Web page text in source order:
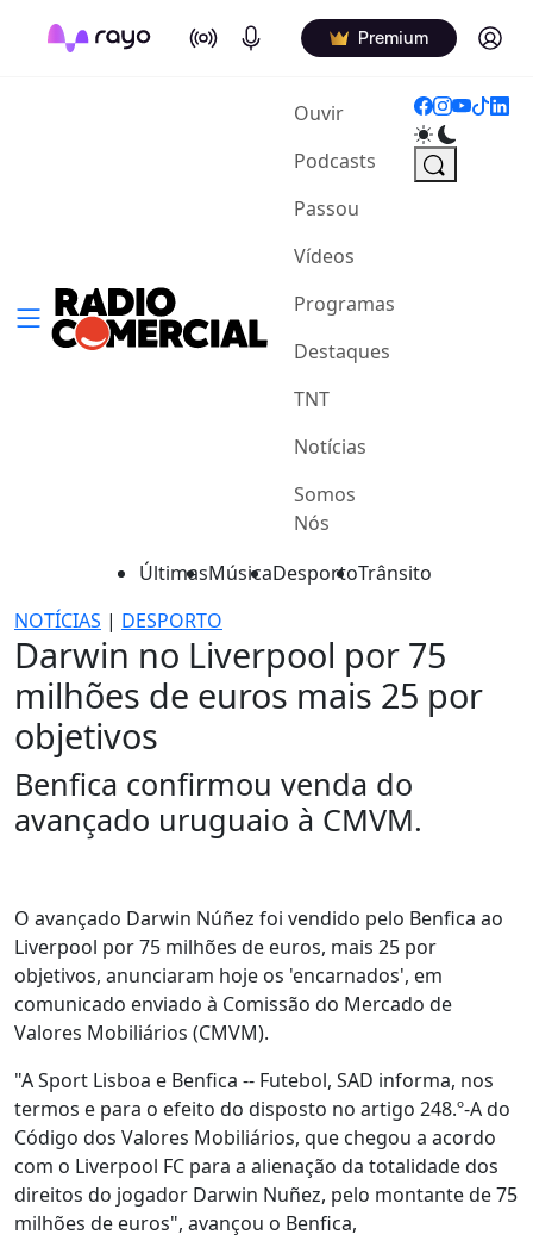
On Air Podcasts Premium Log in
Ouvir(current)
Podcasts
Passou
Vídeos
Programas
Destaques
TNT
Notícias
Somos
Nós
ÚltimasMúsicaDesportoTrânsito
NOTÍCIAS | DESPORTO
Darwin no Liverpool por 75
milhões de euros mais 25 por
objetivos
Benfica confirmou venda do
avançado uruguaio à CMVM.
O avançado Darwin Núñez foi vendido pelo Benfica ao
Liverpool por 75 milhões de euros, mais 25 por
objetivos, anunciaram hoje os 'encarnados', em
comunicado enviado à Comissão do Mercado de
Valores Mobiliários (CMVM).
"A Sport Lisboa e Benfica -- Futebol, SAD informa, nos
termos e para o efeito do disposto no artigo 248.º-A do
Código dos Valores Mobiliários, que chegou a acordo
com o Liverpool FC para a alienação da totalidade dos
direitos do jogador Darwin Nuñez, pelo montante de 75
milhões de euros", avançou o Benfica,